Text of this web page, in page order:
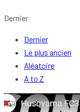
Dernier
Dernier
Le plus ancien
Aléatoire
A to Z